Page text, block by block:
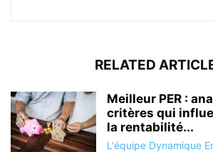
RELATED
Meilleur PER :
critères qui
la rentabilité...
L'équipe Dynamique